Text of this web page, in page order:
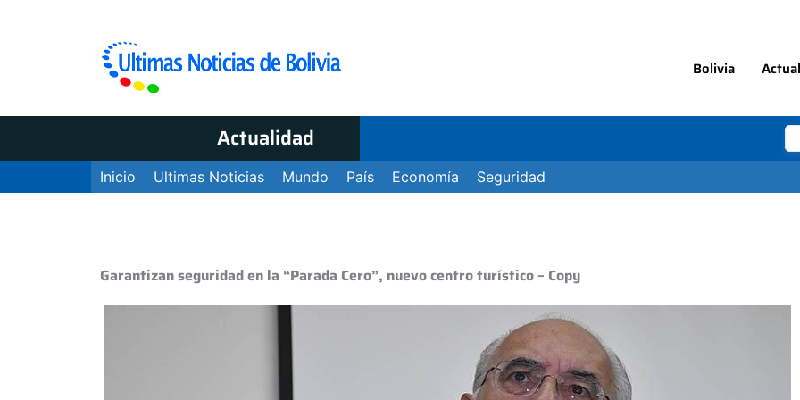
Bolivia
Actualidad
Inicio Ultimas Noticias Mundo País Economía Seguridad
Garantizan seguridad en la “Parada Cero”, nuevo centro turístico – Copy